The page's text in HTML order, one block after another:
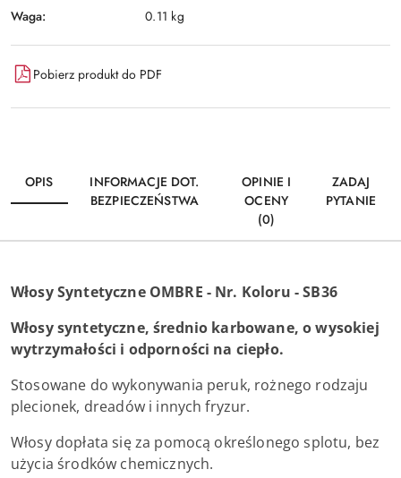
Waga: 0.11 kg
Pobierz produkt do PDF
OPIS
INFORMACJE DOT.
BEZPIECZEŃSTWA
OPINIE I
OCENY
(0)
ZADAJ
PYTANIE
Włosy Syntetyczne OMBRE - Nr. Koloru - SB36
Włosy syntetyczne, średnio karbowane, o wysokiej
wytrzymałości i odporności na ciepło.
Stosowane do wykonywania peruk, rożnego rodzaju
plecionek, dreadów i innych fryzur.
Włosy dopłata się za pomocą określonego splotu, bez
użycia środków chemicznych.